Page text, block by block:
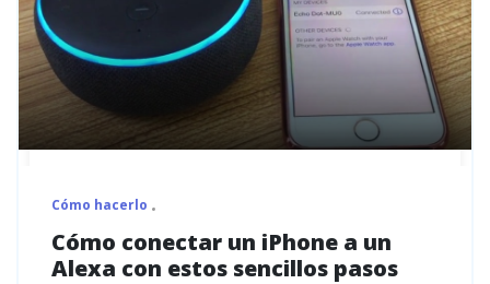
Cómo hacerlo
Cómo conectar un iPhone a un
Alexa con estos sencillos pasos